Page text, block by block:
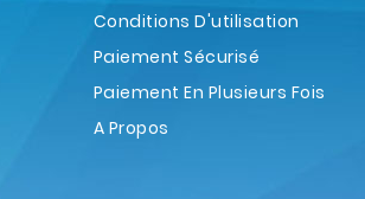
Conditions D'utilisation
Paiement Sécurisé
Paiement En Plusieurs Fois
A Propos